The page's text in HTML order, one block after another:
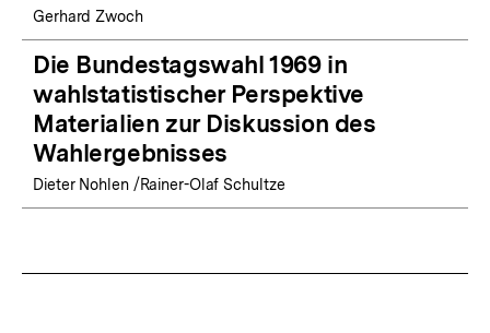
Gerhard Zwoch
Die Bundestagswahl 1969 in
wahlstatistischer Perspektive
Materialien zur Diskussion des
Wahlergebnisses
Dieter Nohlen /Rainer-Olaf Schultze